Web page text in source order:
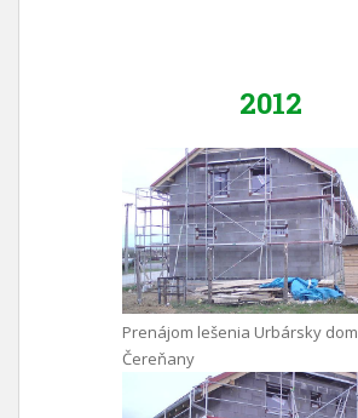
2012
Prenájom lešenia Urbársky dom
Čereňany